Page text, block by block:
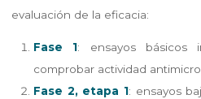
evaluación de la eficacia:
Fase 1: ensayos básicos
comprobar actividad
Fase 2, etapa 1: ensayos